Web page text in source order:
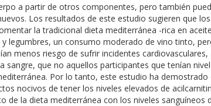
a partir de otros componentes, pero también
Los resultados de este estudio sugieren que
la tradicional dieta mediterránea -rica en
legumbres, un consumo moderado de vino tinto,
menos riesgo de sufrir incidentes cardiovasculares,
sangre, que no aquellos participantes que tenían
Por lo tanto, este estudio ha demostrado
nocivos de tener los niveles elevados de
de la dieta mediterránea con los niveles sanguíneos